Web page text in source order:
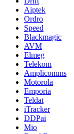
Aiptek
Ordro
Speed
Blackmagic
AVM
Elmeg
Telekom
Amplicomms
Motorola
Emporia
Teldat
iTracker
DDPai
Mio